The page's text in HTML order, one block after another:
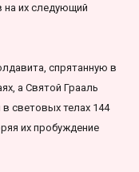
на их следующий
спрятанную в
а Святой Грааль
световых телах 144
их пробуждение